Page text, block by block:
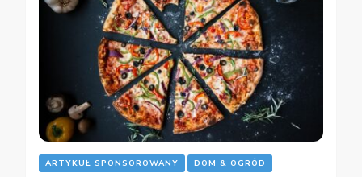
ARTYKUŁ SPONSOROWANY DOM & OGRÓD